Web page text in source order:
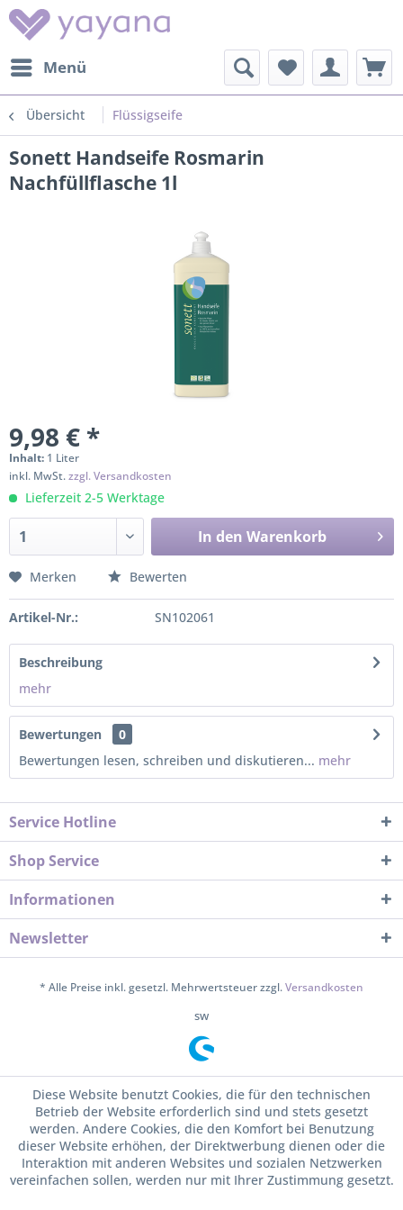
Menü
Übersicht Flüssigseife
Sonett Handseife Rosmarin
Nachfüllflasche 1l
9,98 € *
Inhalt: 1 Liter
inkl. MwSt.zzgl. Versandkosten
Lieferzeit 2-5 Werktage
In den Warenkorb
Merken Bewerten
Artikel-Nr.: SN102061
Beschreibung
mehr
Bewertungen
0
Bewertungen lesen, schreiben und diskutieren... mehr
Service Hotline
Shop Service
Informationen
Newsletter
* Alle Preise inkl. gesetzl. Mehrwertsteuer zzgl.Versandkosten
sw
Diese Website benutzt Cookies, die für den technischen
Betrieb der Website erforderlich sind und stets gesetzt
werden. Andere Cookies, die den Komfort bei Benutzung
dieser Website erhöhen, der Direktwerbung dienen oder die
Interaktion mit anderen Websites und sozialen Netzwerken
vereinfachen sollen, werden nur mit Ihrer Zustimmung gesetzt.